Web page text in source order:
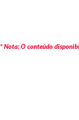
* Nota: O conteúdo